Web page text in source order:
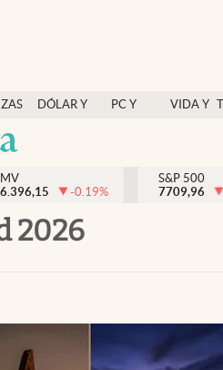
DÓLAR Y
PC Y
VIDA Y
México
-0.19%
S&P 500
7709,96
2026